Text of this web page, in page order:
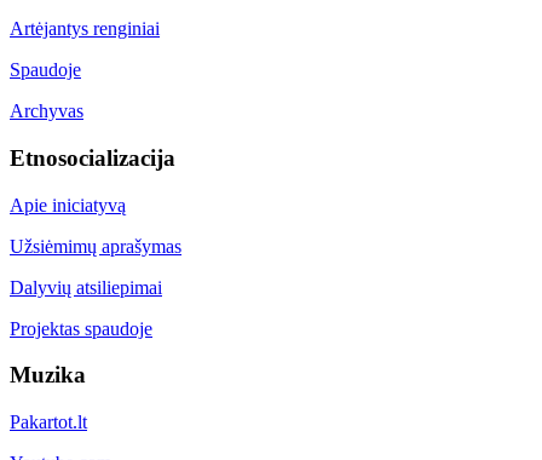
Artėjantys renginiai
Spaudoje
Archyvas
Etnosocializacija
Apie iniciatyvą
Užsiėmimų aprašymas
Dalyvių atsiliepimai
Projektas spaudoje
Muzika
Pakartot.lt